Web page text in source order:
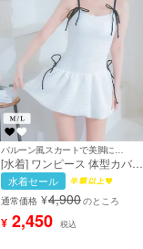
[水着] ワンピース 体型カバー
オールインワン バイカラー リ
ボン 露出控えめ スカートタイ
プ お腹カバー ガーリー 韓国
風 白 ホワイト Lサイズあり
大きいサイズ ビキニ (聖菜着
水着セール
通常価格 ¥4,900のところ
¥ 2,450 税込